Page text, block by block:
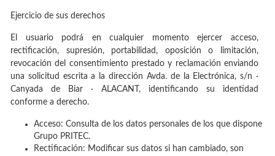
Ejercicio de sus derechos
El usuario podrá en cualquier momento ejercer acceso,
rectificación, supresión, portabilidad, oposición o limitación,
revocación del consentimiento prestado y reclamación enviando
una solicitud escrita a la dirección Avda. de la Electrónica, s/n ·
Canyada de Biar · ALACANT, identificando su identidad
conforme a derecho.
Acceso: Consulta de los datos personales de los que dispone
Grupo PRITEC.
Rectificación: Modificar sus datos si han cambiado, son